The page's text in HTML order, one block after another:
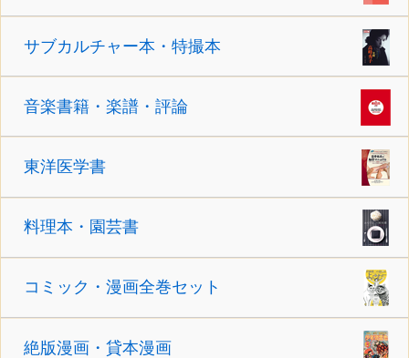
サブカルチャー本・特撮本
音楽書籍・楽譜・評論
東洋医学書
料理本・園芸書
コミック・漫画全巻セット
絶版漫画・貸本漫画